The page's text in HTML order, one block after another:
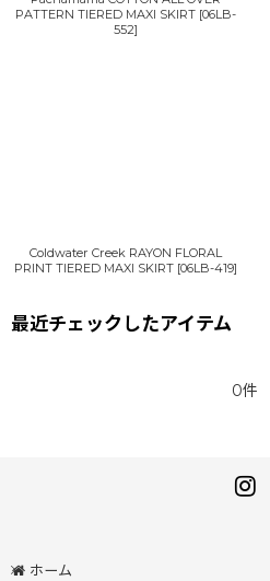
PATTERN TIERED MAXI SKIRT [06LB-
552]
Coldwater Creek RAYON FLORAL
PRINT TIERED MAXI SKIRT [06LB-419]
最近チェックしたアイテム
0件
ホーム